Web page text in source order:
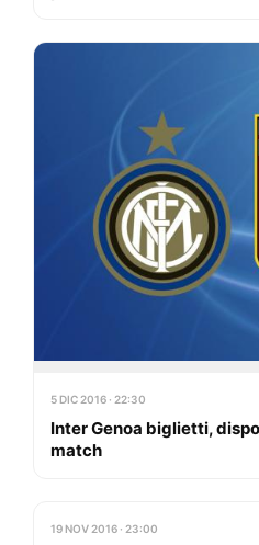
5 DIC 2016 · 22:30
Inter Genoa biglietti,
match
19 NOV 2016 · 23:00